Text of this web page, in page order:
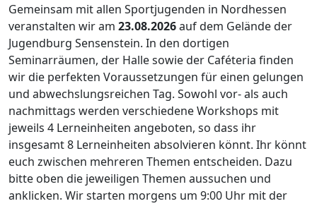
Gemeinsam mit allen Sportjugenden in Nordhessen
veranstalten wir am 23.08.2026auf dem Gelände der
Jugendburg Sensenstein. In den dortigen
Seminarräumen, der Halle sowie der Caféteria finden
wir die perfekten Voraussetzungen für einen gelungen
und abwechslungsreichen Tag. Sowohl vor- als auch
nachmittags werden verschiedene Workshops mit
jeweils 4 Lerneinheiten angeboten, so dass ihr
insgesamt 8 Lerneinheiten absolvieren könnt. Ihr könnt
euch zwischen mehreren Themen entscheiden. Dazu
bitte oben die jeweiligen Themen aussuchen und
anklicken. Wir starten morgens um 9:00 Uhr mit der